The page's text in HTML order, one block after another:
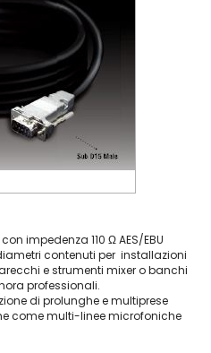
impedenza 110 Ω AES/EBU
contenuti per installazioni
e strumenti mixer o banchi
professionali.
di prolunghe e multiprese
come multi-linee microfoniche